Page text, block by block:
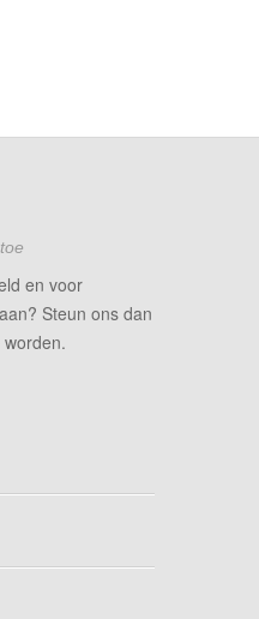
en voor
Steun ons dan